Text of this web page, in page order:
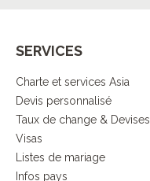
SERVICES
Charte et services Asia
Devis personnalisé
Taux de change & Devises
Visas
Listes de mariage
Infos pays